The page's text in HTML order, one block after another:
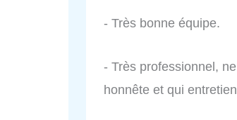
- Très bonne équipe.
- Très professionnel,
honnête et qui